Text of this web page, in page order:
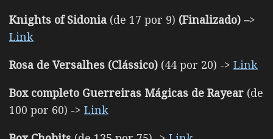
Knights of Sidonia (de 17 por 9) (Finalizado) –>
Link
Rosa de Versalhes (Clássico) (44 por 20) -> Link
Box completo Guerreiras Mágicas de Rayear (de
100 por 60) -> Link